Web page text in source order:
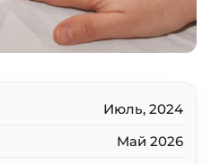
Июль, 2024
Май 2026